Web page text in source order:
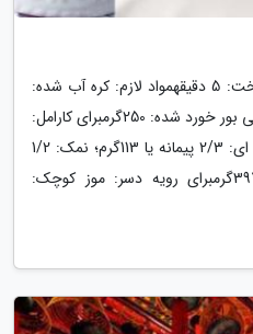
زمان آماده سازی: 20 دقیقهزمان پخت: 5 دقیقهمواد لازم: کره آب شده:
1/2 پیمانه یا 113 گرم؛ بیسکویت پتی بور خورد شده: 250گرمبرای کارامل:
کره: 1/2 پیمانه یا 11 گرم؛ شکرقهوه ای: 2/3 پیمانه یا 113گرم؛ نمک: 1/2
قاشق چای خوری؛ شیرعسلی: 397گرمبرای رویه دسر: موز کوچک: